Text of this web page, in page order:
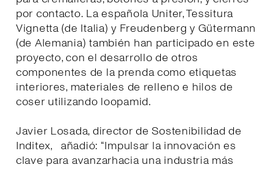
por contacto. La española Uniter, Tessitura
Vignetta (de Italia) y Freudenberg y Gütermann
(de Alemania) también han participado en este
proyecto, con el desarrollo de otros
componentes de la prenda como etiquetas
interiores, materiales de relleno e hilos de
coser utilizando loopamid.
Javier Losada, director de Sostenibilidad de
Inditex, añadió: “Impulsar la innovación es
clave para avanzarhacia una industria más